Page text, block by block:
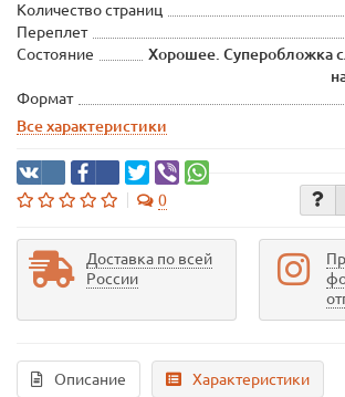
Количество страниц
Переплет
Состояние
Хорошее. Суперобложка
Формат
Все характеристики
0
Доставка по всей
России
Описание Характеристики